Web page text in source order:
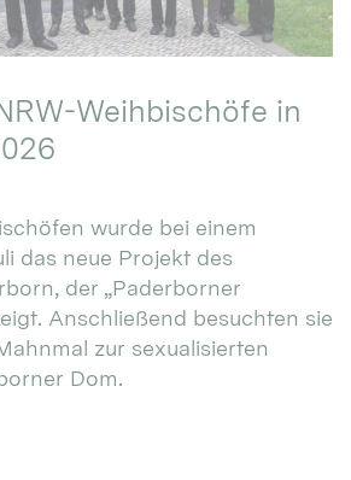
Weihbischöfe in
wurde bei einem
das neue Projekt des
der „Paderborner
Anschließend besuchten sie
zur sexualisierten
Dom.